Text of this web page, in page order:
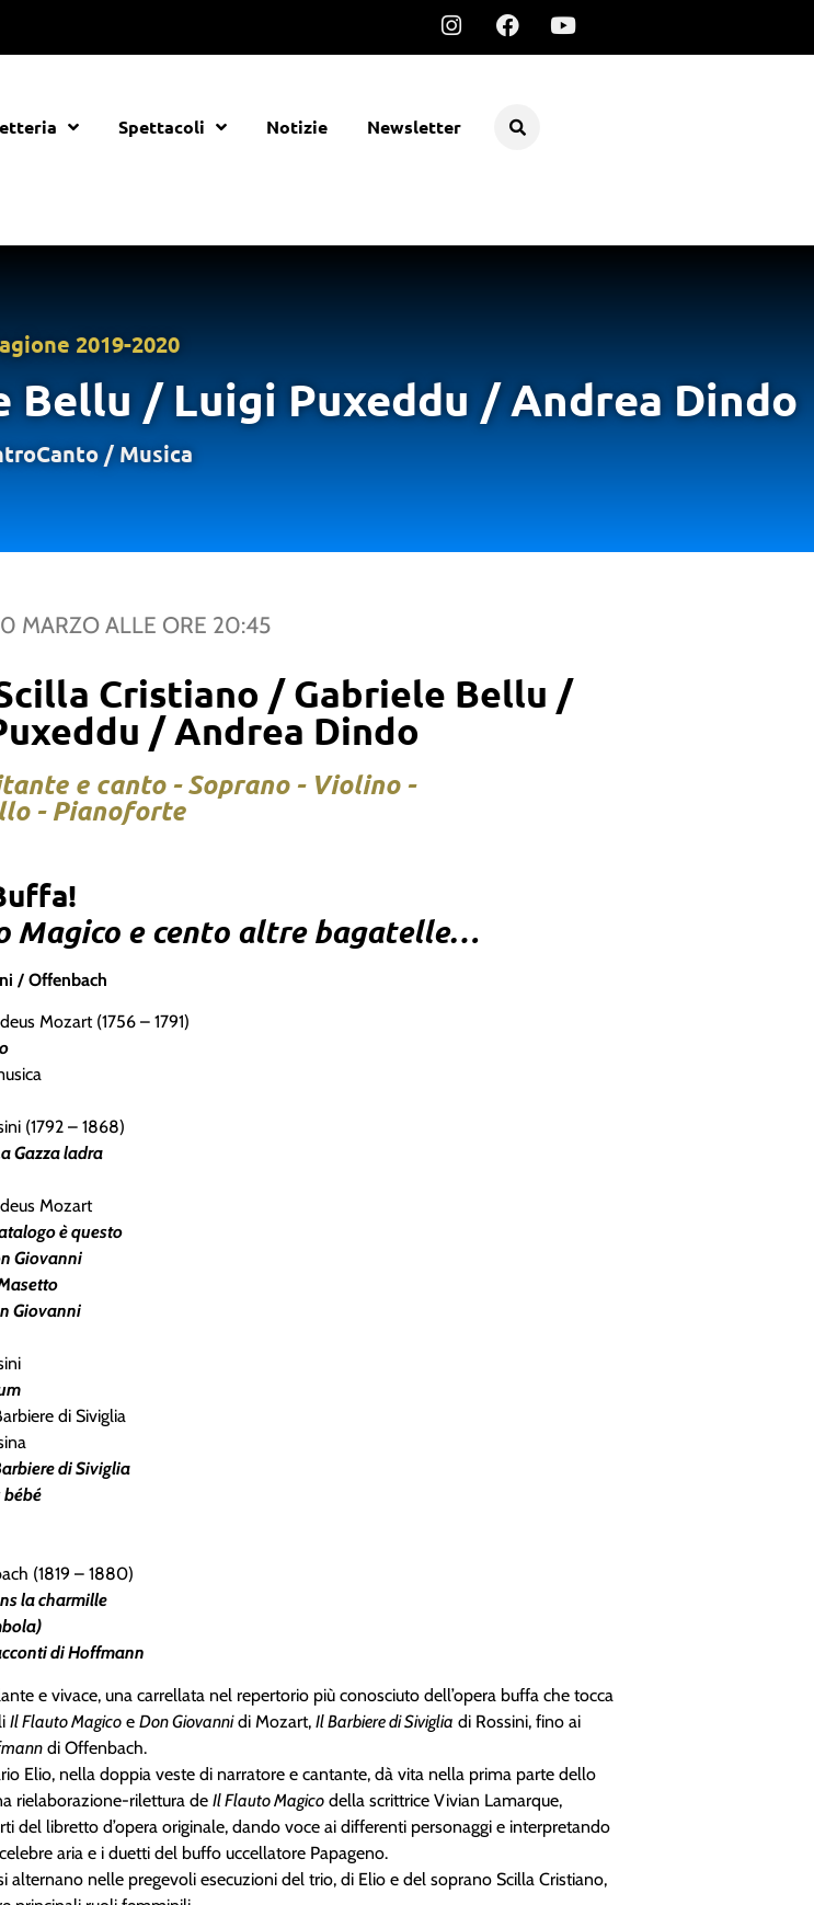
Spettacoli Notizie Newsletter
2019-2020
/ Luigi Puxeddu / Andrea Dindo
/ Musica
MARZO ALLE ORE 20:45
Cristiano / Gabriele Bellu /
/ Andrea Dindo
e canto - Soprano - Violino -
- Pianoforte
Magico e cento altre bagatelle…
/ Offenbach
Mozart (1756 – 1791)
(1792 – 1868)
Gazza ladra
Mozart
è questo
Giovanni
Giovanni
di Siviglia
di Siviglia
bébé
(1819 – 1880)
la charmille
di Hoffmann
e vivace, una carrellata nel repertorio più conosciuto dell’opera buffa che tocca
Il Flauto Magico eDon Giovannidi Mozart,Il Barbiere di Siviglia di Rossini, fino ai
di Offenbach.
Elio, nella doppia veste di narratore e cantante, dà vita nella prima parte dello
rielaborazione-rilettura deIl Flauto Magico della scrittrice Vivian Lamarque,
del libretto d’opera originale, dando voce ai differenti personaggi e interpretando
aria e i duetti del buffo uccellatore Papageno.
alternano nelle pregevoli esecuzioni del trio, di Elio e del soprano Scilla Cristiano,